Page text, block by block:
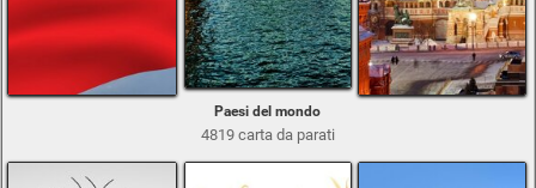
Paesi del mondo
4819 carta da parati